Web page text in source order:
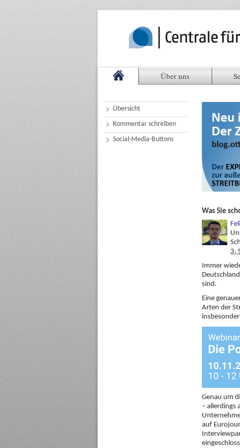
Über uns
Übersicht
Kommentar schreiben
Social-Media-Buttons
Was Sie
3.
Immer
sind.
Eine
Arten der
Genau um
– allerdings
auf